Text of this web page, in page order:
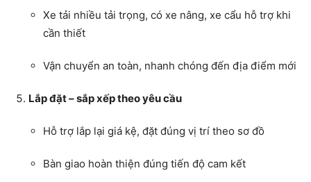
Xe tải nhiều tải trọng, có xe nâng, xe cẩu hỗ trợ khi
cần thiết
Vận chuyển an toàn, nhanh chóng đến địa điểm mới
Lắp đặt – sắp xếp theo yêu cầu
Hỗ trợ lắp lại giá kệ, đặt đúng vị trí theo sơ đồ
Bàn giao hoàn thiện đúng tiến độ cam kết